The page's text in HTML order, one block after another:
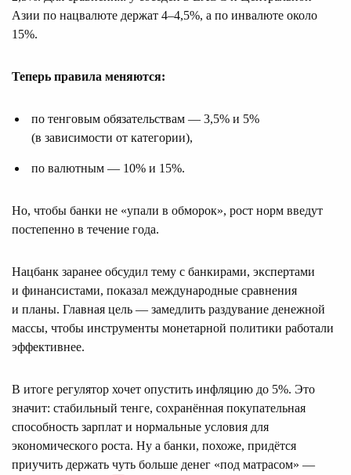
Азии по нацвалюте держат 4–4,5%, а по инвалюте около
15%.
Теперь правила меняются:
по тенговым обязательствам — 3,5% и 5%
(в зависимости от категории),
по валютным — 10% и 15%.
Но, чтобы банки не «упали в обморок», рост норм введут
постепенно в течение года.
Нацбанк заранее обсудил тему с банкирами, экспертами
и финансистами, показал международные сравнения
и планы. Главная цель — замедлить раздувание денежной
массы, чтобы инструменты монетарной политики работали
эффективнее.
В итоге регулятор хочет опустить инфляцию до 5%. Это
значит: стабильный тенге, сохранённая покупательная
способность зарплат и нормальные условия для
экономического роста. Ну а банки, похоже, придётся
приучить держать чуть больше денег «под матрасом» —